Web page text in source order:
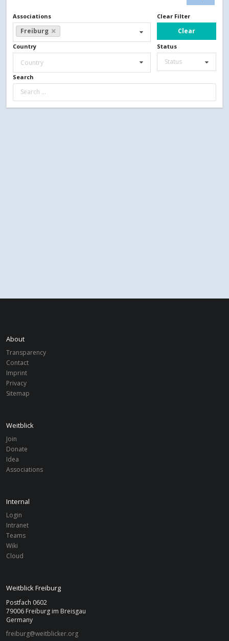
Associations
Freiburg
Clear Filter
Clear
Country
Country
Status
Status
Search
About
Transparency
Contact
Imprint
Privacy
Sitemap
Weitblick
Join
Donate
Idea
Associations
Internal
Login
Intranet
Teams
Wiki
Cloud
Weitblick Freiburg
Postfach 0602
79006 Freiburg im Breisgau
Germany
freiburg@weitblicker.org